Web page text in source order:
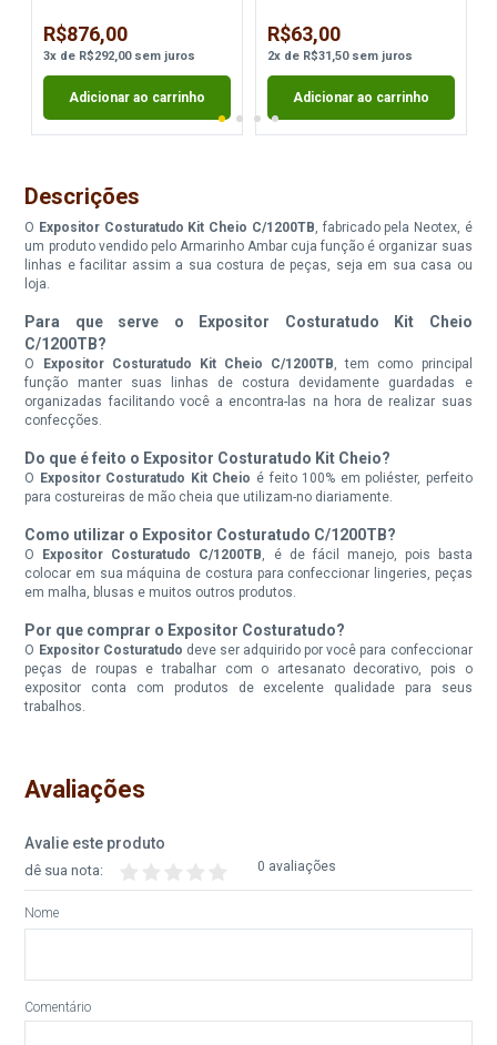
R$876,00
3xde R$292,00sem juros
Adicionar ao carrinho
R$63,00
2xde R$31,50sem juros
Adicionar ao carrinho
Descrições
O Expositor Costuratudo Kit Cheio C/1200TB , fabricado pela Neotex, é
um produto vendido pelo Armarinho Ambar cuja função é organizar suas
linhas e facilitar assim a sua costura de peças, seja em sua casa ou
loja.
Para que serve o Expositor Costuratudo Kit Cheio
C/1200TB?
O Expositor Costuratudo Kit Cheio C/1200TB , tem como principal
função manter suas linhas de costura devidamente guardadas e
organizadas facilitando você a encontra-las na hora de realizar suas
confecções.
Do que é feito o Expositor Costuratudo Kit Cheio?
O Expositor Costuratudo Kit Cheio é feito 100% em poliéster, perfeito
para costureiras de mão cheia que utilizam-no diariamente.
Como utilizar o Expositor Costuratudo C/1200TB?
O Expositor Costuratudo C/1200TB
, é de fácil manejo, pois basta
colocar em sua máquina de costura para confeccionar lingeries, peças
em malha, blusas e muitos outros produtos.
Por que comprar o Expositor Costuratudo?
O Expositor Costuratudo deve ser adquirido por você para confeccionar
peças de roupas e trabalhar com o artesanato decorativo, pois o
expositor conta com produtos de excelente qualidade para seus
trabalhos.
Avaliações
Avalie este produto
0 avaliações
dê sua nota:
Nome
Comentário